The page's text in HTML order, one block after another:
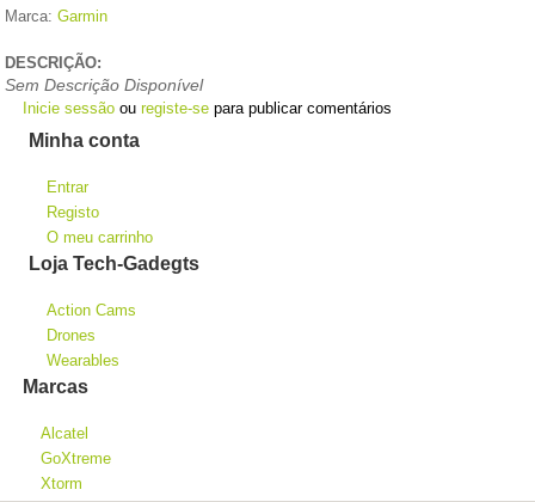
Marca:Garmin
DESCRIÇÃO:
Sem Descrição Disponível
Inicie sessão ouregiste-se para publicar comentários
Minha conta
Entrar
Registo
O meu carrinho
Loja Tech-Gadegts
Action Cams
Drones
Wearables
Marcas
Alcatel
GoXtreme
Xtorm